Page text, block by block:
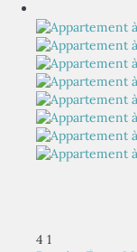
4 1